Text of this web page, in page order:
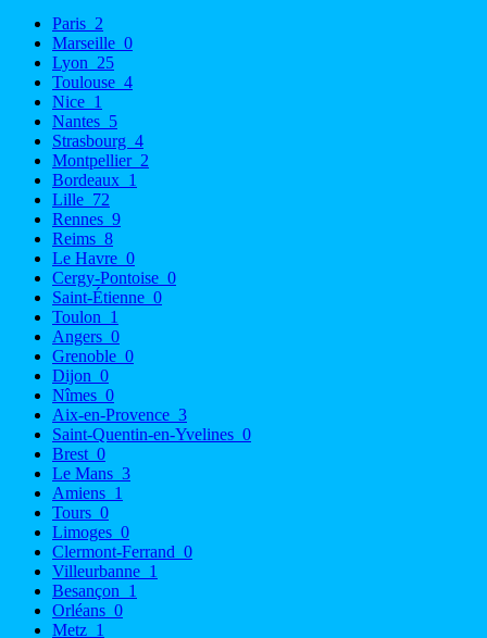
Paris 2
Marseille 0
Lyon 25
Toulouse 4
Nice 1
Nantes 5
Strasbourg 4
Montpellier 2
Bordeaux 1
Lille 72
Rennes 9
Reims 8
Le Havre 0
Cergy-Pontoise 0
Saint-Étienne 0
Toulon 1
Angers 0
Grenoble 0
Dijon 0
Nîmes 0
Aix-en-Provence 3
Saint-Quentin-en-Yvelines 0
Brest 0
Le Mans 3
Amiens 1
Tours 0
Limoges 0
Clermont-Ferrand 0
Villeurbanne 1
Besançon 1
Orléans 0
Metz 1